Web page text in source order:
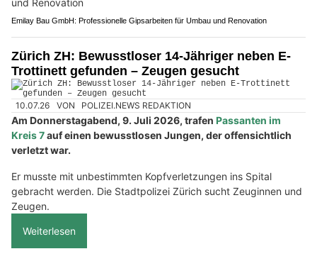
Emilay Bau GmbH: Professionelle Gipsarbeiten für Umbau und Renovation
Zürich ZH: Bewusstloser 14-Jähriger neben E-
Trottinett gefunden – Zeugen gesucht
10.07.26 VON POLIZEI.NEWS REDAKTION
Am Donnerstagabend, 9. Juli 2026, trafen Passanten im
Kreis 7auf einen bewusstlosen Jungen, der offensichtlich
verletzt war.
Er musste mit unbestimmten Kopfverletzungen ins Spital
gebracht werden. Die Stadtpolizei Zürich sucht Zeuginnen und
Zeugen.
Weiterlesen